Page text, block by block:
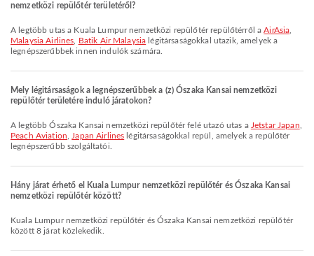
nemzetközi repülőtér területéről?
A legtöbb utas a Kuala Lumpur nemzetközi repülőtér repülőtérről aAirAsia
Malaysia Airlines
Batik Air Malaysia légitársaságokkal utazik, amelyek a
legnépszerűbbek innen indulók számára.
Mely légitársaságok a legnépszerűbbek a (z) Ószaka Kansai nemzetközi
repülőtér területére induló járatokon?
A legtöbb Ószaka Kansai nemzetközi repülőtér felé utazó utas a Jetstar Japan
Peach Aviation
Japan Airlines légitársaságokkal repül, amelyek a repülőtér
legnépszerűbb szolgáltatói.
Hány járat érhető el Kuala Lumpur nemzetközi repülőtér és Ószaka Kansai
nemzetközi repülőtér között?
Kuala Lumpur nemzetközi repülőtér és Ószaka Kansai nemzetközi repülőtér
között 8 járat közlekedik.